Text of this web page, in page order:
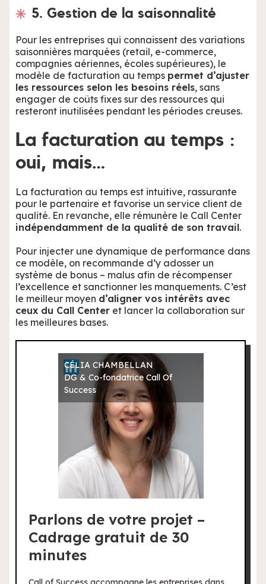
5. Gestion de la saisonnalité
Pour les entreprises qui connaissent des variations
saisonnières marquées (retail, e-commerce,
compagnies aériennes, écoles supérieures), le
modèle de facturation au temps permet d’ajuster
les ressources selon les besoins réels, sans
engager de coûts fixes sur des ressources qui
resteront inutilisées pendant les périodes creuses.
La facturation au temps :
oui, mais…
La facturation au temps est intuitive, rassurante
pour le partenaire et favorise un service client de
qualité. En revanche, elle rémunère le Call Center
indépendamment de la qualité de son travail.
Pour injecter une dynamique de performance dans
ce modèle, on recommande d’y adosser un
système de bonus – malus afin de récompenser
l’excellence et sanctionner les manquements. C’est
le meilleur moyen d’aligner vos intérêts avec
ceux du Call Center et lancer la collaboration sur
les meilleures bases.
CÉLIA CHAMBELLAN
DG & Co-fondatrice Call Of
Success
Parlons de votre projet –
Cadrage gratuit de 30
minutes